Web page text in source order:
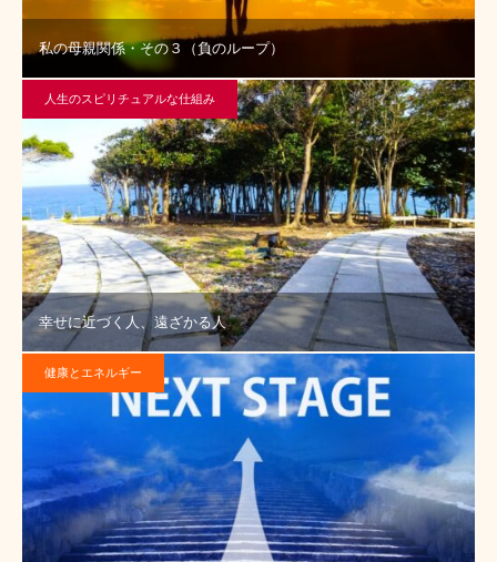
私の母親関係・その３（負のループ）
人生のスピリチュアルな仕組み
幸せに近づく人、遠ざかる人
健康とエネルギー